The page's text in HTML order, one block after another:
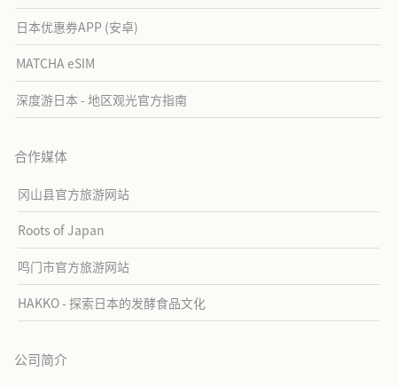
日本优惠券APP (安卓)
MATCHA eSIM
深度游日本 - 地区观光官方指南
合作媒体
冈山县官方旅游网站
Roots of Japan
鸣门市官方旅游网站
HAKKO - 探索日本的发酵食品文化
公司简介